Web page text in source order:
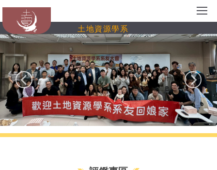
跳
主
要
內
區
土地資源學系